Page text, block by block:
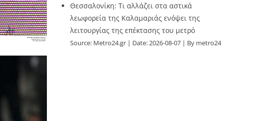
Θεσσαλονίκη: Τι αλλάζει στα αστικά
λεωφορεία της Καλαμαριάς ενόψει της
λειτουργίας της επέκτασης του μετρό
Source: Metro24.gr Date: 2026-08-07 By metro24